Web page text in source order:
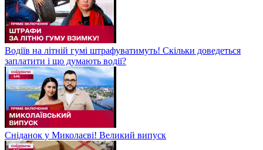
Водіїв на літній гумі штрафуватимуть! Скільки доведеться
заплатити і що думають водії?
Сніданок у Миколаєві! Великий випуск